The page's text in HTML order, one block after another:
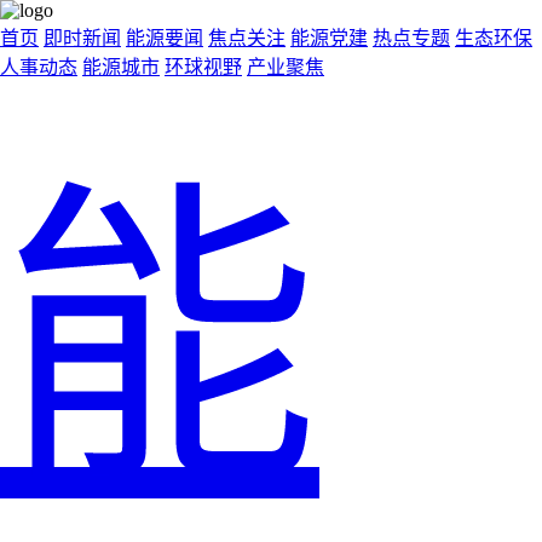
首页 即时新闻 能源要闻 焦点关注 能源党建 热点专题 生态环保
人事动态 能源城市 环球视野 产业聚焦
能